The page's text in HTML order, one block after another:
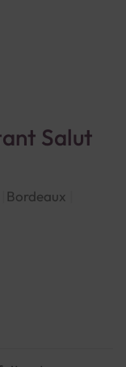
Salut
Bordeaux